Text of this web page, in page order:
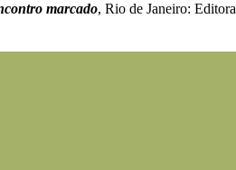
marcado, Rio de Janeiro: Editora